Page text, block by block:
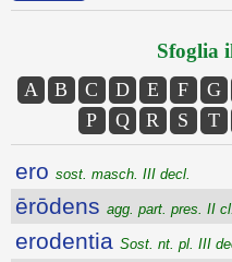
Sfoglia
A B C D E F G
P
Q R S T
ero sost. masch. III decl.
ērōdens agg. part. pres. II cl.
erodentia Sost. nt. pl. III